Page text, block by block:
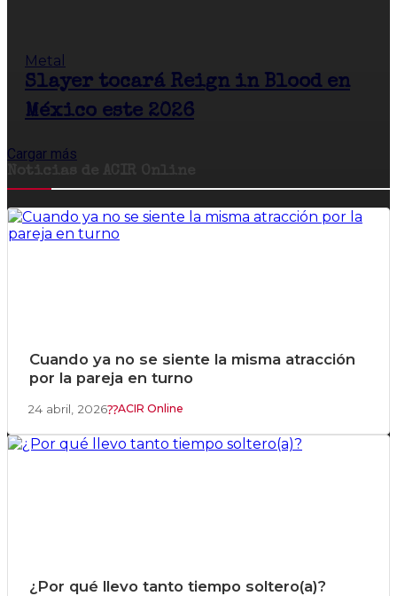
Metal
Slayer tocará Reign in Blood en
México este 2026
Cargar más
Cuando ya no se siente la misma atracción
por la pareja en turno
24 abril, 2026 ACIR Online
¿Por qué llevo tanto tiempo soltero(a)?